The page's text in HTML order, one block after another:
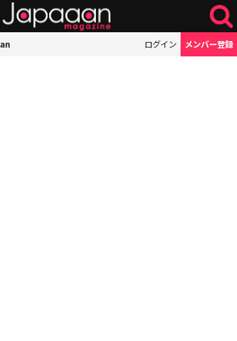
ログイン メンバー登録